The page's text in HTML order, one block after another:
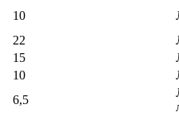
10
22
15
10
6,5